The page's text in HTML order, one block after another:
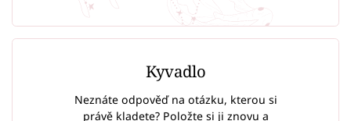
Kyvadlo
Neznáte odpověď na otázku, kterou si
právě kladete? Položte si ji znovu a